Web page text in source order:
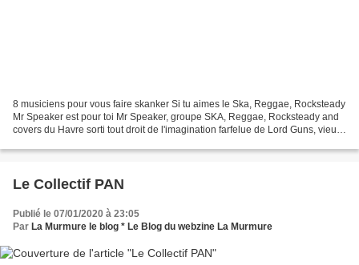
8 musiciens pour vous faire skanker Si tu aimes le Ska, Reggae, Rocksteady
Mr Speaker est pour toi Mr Speaker, groupe SKA, Reggae, Rocksteady and
covers du Havre sorti tout droit de l'imagination farfelue de Lord Guns, vieux
Le Collectif PAN
Publié le 07/01/2020 à 23:05
Par La Murmure le blog * Le Blog du webzine La Murmure